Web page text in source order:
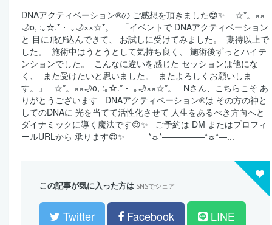
DNAアクティベーション®の ご感想を頂きました😍✨ ⁡ ⁡ ⁡ ☆*。××
🌙o, :｡☆.*・ ｡🌙××☆*。 ⁡ ⁡ 「イベントで DNAアクティベーション
と 目に飛び込んできて、 お試しに受けてみました。 ⁡ 期待以上で
した。 ⁡ 施術中はうとうとして気持ち良く、 施術後ずっとハイテ
ンションでした。 ⁡ こんなに違いを感じた セッションは他にな
く、 ⁡ また受けたいと思いました。 ⁡ またよろしくお願いしま
す。」 ⁡ ⁡ ☆*。××🌙o, :｡☆.*・ ｡🌙××☆*。 ⁡ ⁡ Nさん、こちらこそ あ
りがとうございます ⁡ ⁡ DNAアクティベーション®は その方の神と
してのDNAに 光を当てて活性化させて 人生をあるべき方向へと
ダイナミックに導く魔法です😍✨ ⁡ ⁡ ご予約は DM またはプロフィ
ールURLから 承ります😍✨ ⁡ ⁡ ⁡ ⁡ *☼*―――――*☼*―...
この記事が気に入った方は SNSでシェア
Twitter Facebook LINE